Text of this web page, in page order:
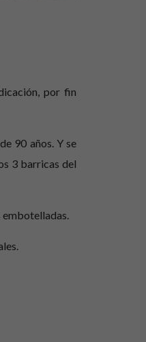
por fin
90 años. Y se
3 barricas del
embotelladas.